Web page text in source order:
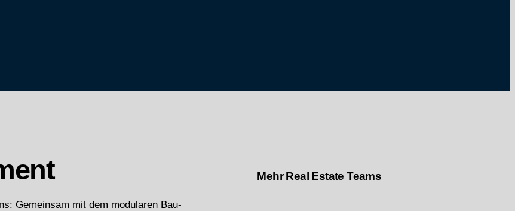
Gemeinsam mit dem modularen Bau-
Mehr Real Estate Teams